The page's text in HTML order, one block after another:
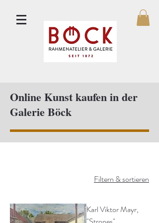
Online Kunst kaufen in der
Galerie Böck
Filtern & sortieren
Karl Viktor Mayr,